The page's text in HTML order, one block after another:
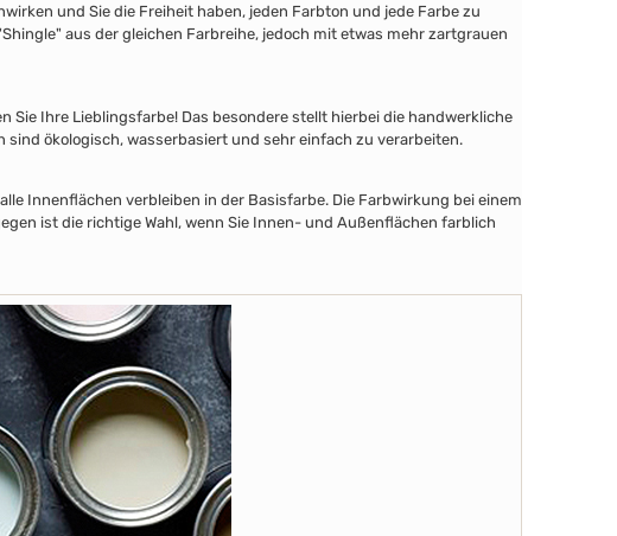
und Sie die Freiheit haben, jeden Farbton und jede Farbe zu
aus der gleichen Farbreihe, jedoch mit etwas mehr zartgrauen
Ihre Lieblingsfarbe! Das besondere stellt hierbei die handwerkliche
ökologisch, wasserbasiert und sehr einfach zu verarbeiten.
Innenflächen verbleiben in der Basisfarbe. Die Farbwirkung bei einem
ist die richtige Wahl, wenn Sie Innen- und Außenflächen farblich